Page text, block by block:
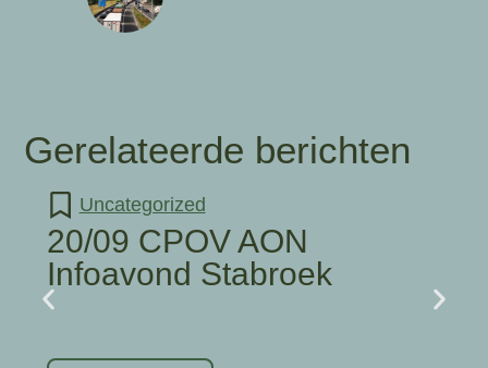
Gerelateerde berichten
Uncategorized
20/09 CPOV AON
Infoavond Stabroek